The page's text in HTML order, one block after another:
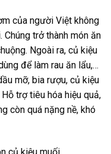
của người Việt không
trở thành món ăn
Ngoài ra, củ kiệu
để làm rau ăn lẩu,…
mỡ, bia rượu, củ kiệu
trợ tiêu hóa hiệu quả,
còn quá nặng nề, khó